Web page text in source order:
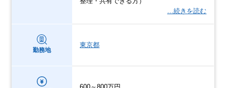
…続きを読む
勤務地
東京都